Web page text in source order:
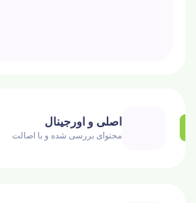
اصلی و اورجینال
محتوای بررسی شده و با اصالت